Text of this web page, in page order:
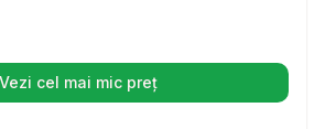
pentru pestii tai.
Vezi cel mai mic preț(se deschide într-o filă nouă)